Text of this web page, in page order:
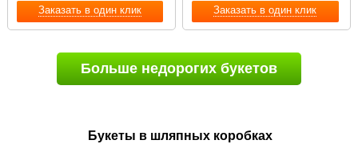
Заказать в один клик Заказать в один клик
Больше недорогих букетов
Букеты в шляпных коробках